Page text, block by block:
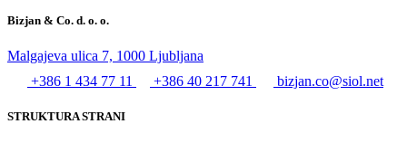
Bizjan & Co. d. o. o.
Malgajeva ulica 7, 1000 Ljubljana
+386 1 434 77 11
+386 40 217 741 bizjan.co@siol.net
STRUKTURA STRANI